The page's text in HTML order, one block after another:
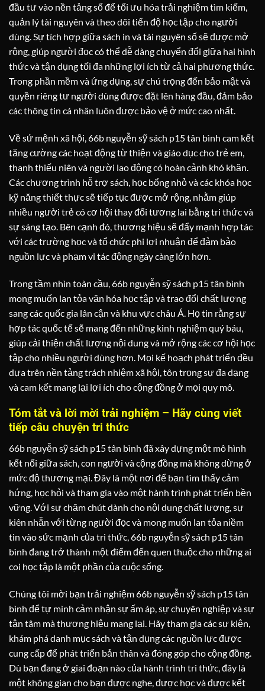
đầu tư vào nền tảng số để tối ưu hóa trải nghiệm tìm kiếm,
quản lý tài nguyên và theo dõi tiến độ học tập cho người
dùng. Sự tích hợp giữa sách in và tài nguyên số sẽ được mở
rộng, giúp người đọc có thể dễ dàng chuyển đổi giữa hai hình
thức và tận dụng tối đa những lợi ích từ cả hai phương thức.
Trong phần mềm và ứng dụng, sự chú trọng đến bảo mật và
quyền riêng tư người dùng được đặt lên hàng đầu, đảm bảo
các thông tin cá nhân luôn được bảo vệ ở mức cao nhất.
Về sứ mệnh xã hội, 66b nguyễn sỹ sách p15 tân bình cam kết
tăng cường các hoạt động từ thiện và giáo dục cho trẻ em,
thanh thiếu niên và người lao động có hoàn cảnh khó khăn.
Các chương trình hỗ trợ sách, học bổng nhỏ và các khóa học
kỹ năng thiết thực sẽ tiếp tục được mở rộng, nhằm giúp
nhiều người trẻ có cơ hội thay đổi tương lai bằng tri thức và
sự sáng tạo. Bên cạnh đó, thương hiệu sẽ đẩy mạnh hợp tác
với các trường học và tổ chức phi lợi nhuận để đảm bảo
nguồn lực và phạm vi tác động ngày càng lớn hơn.
Trong tầm nhìn toàn cầu, 66b nguyễn sỹ sách p15 tân bình
mong muốn lan tỏa văn hóa học tập và trao đổi chất lượng
sang các quốc gia lân cận và khu vực châu Á. Họ tin rằng sự
hợp tác quốc tế sẽ mang đến những kinh nghiệm quý báu,
giúp cải thiện chất lượng nội dung và mở rộng các cơ hội học
tập cho nhiều người dùng hơn. Mọi kế hoạch phát triển đều
dựa trên nền tảng trách nhiệm xã hội, tôn trọng sự đa dạng
và cam kết mang lại lợi ích cho cộng đồng ở mọi quy mô.
Tóm tắt và lời mời trải nghiệm – Hãy cùng viết
tiếp câu chuyện tri thức
66b nguyễn sỹ sách p15 tân bình đã xây dựng một mô hình
kết nối giữa sách, con người và cộng đồng mà không dừng ở
mức độ thương mại. Đây là một nơi để bạn tìm thấy cảm
hứng, học hỏi và tham gia vào một hành trình phát triển bền
vững. Với sự chăm chút dành cho nội dung chất lượng, sự
kiên nhẫn với từng người đọc và mong muốn lan tỏa niềm
tin vào sức mạnh của tri thức, 66b nguyễn sỹ sách p15 tân
bình đang trở thành một điểm đến quen thuộc cho những ai
coi học tập là một phần của cuộc sống.
Chúng tôi mời bạn trải nghiệm 66b nguyễn sỹ sách p15 tân
bình để tự mình cảm nhận sự ấm áp, sự chuyên nghiệp và sự
tận tâm mà thương hiệu mang lại. Hãy tham gia các sự kiện,
khám phá danh mục sách và tận dụng các nguồn lực được
cung cấp để phát triển bản thân và đóng góp cho cộng đồng.
Dù bạn đang ở giai đoạn nào của hành trình tri thức, đây là
một không gian cho bạn được nghe, được học và được kết